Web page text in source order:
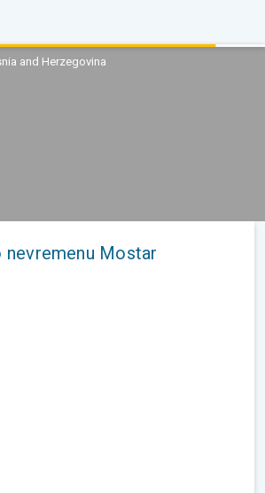
and Herzegovina
nevremenu Mostar